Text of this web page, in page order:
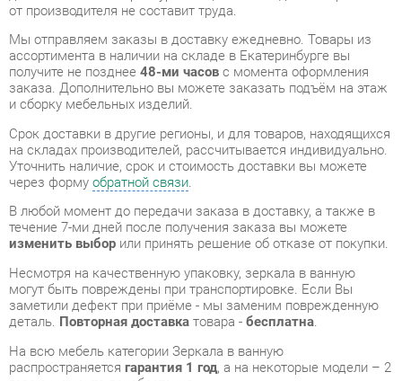
заказа. Дополнительно вы можете заказать подъём на этаж
и сборку мебельных изделий.
Срок доставки в другие регионы, и для товаров, находящихся
на складах производителей, рассчитывается индивидуально.
Уточнить наличие, срок и стоимость доставки вы можете
через формуобратной связи.
течение 7-ми дней после получения заказа вы можете
изменить выборили принять решение об отказе от покупки.
Несмотря на качественную упаковку, зеркала в ванную
могут быть повреждены при транспортировке. Если Вы
заметили дефект при приёме - мы заменим поврежденную
деталь.Повторная доставкатовара -бесплатна.
На всю мебель категории Зеркала в ванную
распространяетсягарантия 1 год, а на некоторые модели – 2
года с момента приобретения.
Зеркало с полкой Corozo Koral Мирэль 70 10396 Белое- это
качественное изделие производстваCorozo,
соответствующее современному государственному
стандарту.